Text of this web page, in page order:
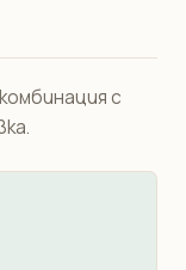
с